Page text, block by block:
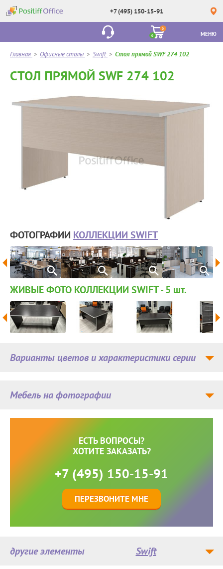
+7 (495) 150-15-91
0
0
МЕНЮ
Главная > Офисные столы > Swift > Стол прямой SWF 274 102
СТОЛ ПРЯМОЙ SWF 274 102
ФОТОГРАФИИ КОЛЛЕКЦИИ SWIFT
ЖИВЫЕ ФОТО КОЛЛЕКЦИИ SWIFT - 5 шт.
Мебель на фотографии
Варианты цветов и характеристики серии
ЕСТЬ ВОПРОСЫ?
ХОТИТЕ ЗАКАЗАТЬ?
+7 (495) 150-15-91
ПЕРЕЗВОНИТЕ МНЕ
другие элементы Swift